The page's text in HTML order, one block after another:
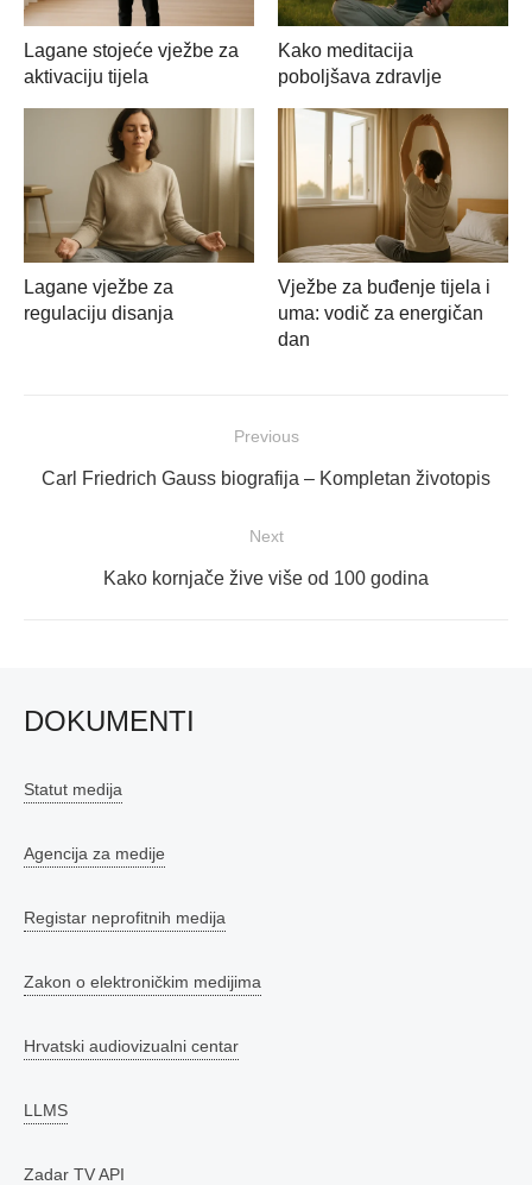
Lagane stojeće vježbe za
aktivaciju tijela
Kako meditacija
poboljšava zdravlje
Lagane vježbe za
regulaciju disanja
Vježbe za buđenje tijela i
uma: vodič za energičan
dan
objava
Previous
Previous
Carl Friedrich Gauss biografija – Kompletan životopis
Next
Next
Kako kornjače žive više od 100 godina
DOKUMENTI
Statut medija
Agencija za medije
Registar neprofitnih medija
Zakon o elektroničkim medijima
Hrvatski audiovizualni centar
LLMS
Zadar TV API